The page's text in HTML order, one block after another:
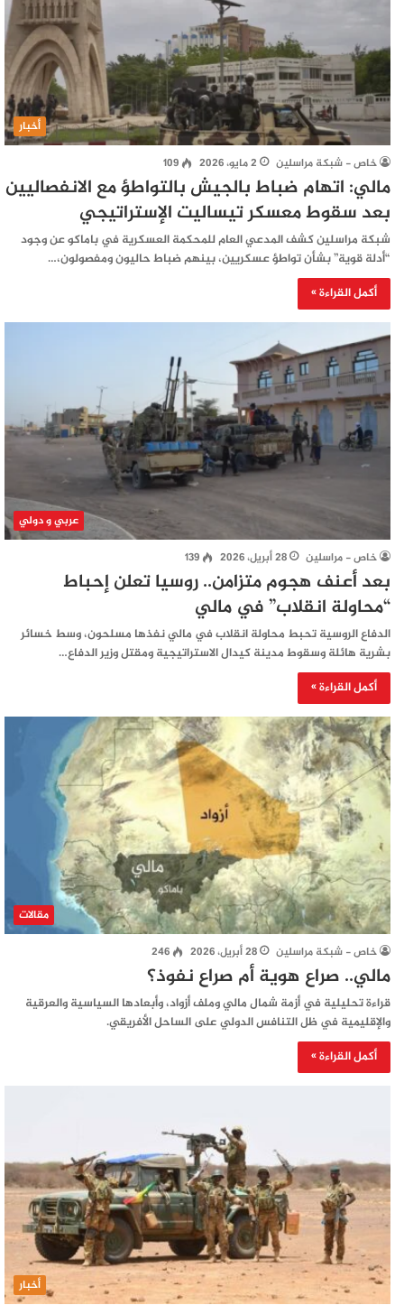
أخبار
خاص - شبكة مراسلين 2 مايو، 2026 109
مالي: اتهام ضباط بالجيش بالتواطؤ مع الانفصاليين
بعد سقوط معسكر تيساليت الإستراتيجي
شبكة مراسلين كشف المدعي العام للمحكمة العسكرية في باماكو عن وجود
“أدلة قوية” بشأن تواطؤ عسكريين، بينهم ضباط حاليون ومفصولون،…
أكمل القراءة »
عربي و دولي
خاص - مراسلين 28 أبريل، 2026 139
بعد أعنف هجوم متزامن.. روسيا تعلن إحباط
“محاولة انقلاب” في مالي
الدفاع الروسية تحبط محاولة انقلاب في مالي نفذها مسلحون، وسط خسائر
بشرية هائلة وسقوط مدينة كيدال الاستراتيجية ومقتل وزير الدفاع…
أكمل القراءة »
مقالات
خاص - شبكة مراسلين 28 أبريل، 2026 246
مالي.. صراع هوية أم صراع نفوذ؟
قراءة تحليلية في أزمة شمال مالي وملف أزواد، وأبعادها السياسية والعرقية
والإقليمية في ظل التنافس الدولي على الساحل الأفريقي.
أكمل القراءة »
أخبار